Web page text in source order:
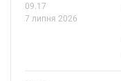
09.17
7 липня 2026